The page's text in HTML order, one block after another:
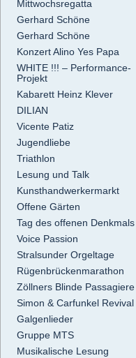
Mittwochsregatta
Gerhard Schöne
Gerhard Schöne
Konzert Alino Yes Papa
WHITE !!! – Performance-
Projekt
Kabarett Heinz Klever
DILIAN
Vicente Patiz
Jugendliebe
Triathlon
Lesung und Talk
Kunsthandwerkermarkt
Offene Gärten
Tag des offenen Denkmals
Voice Passion
Stralsunder Orgeltage
Rügenbrückenmarathon
Zöllners Blinde Passagiere
Simon & Carfunkel Revival
Galgenlieder
Gruppe MTS
Musikalische Lesung